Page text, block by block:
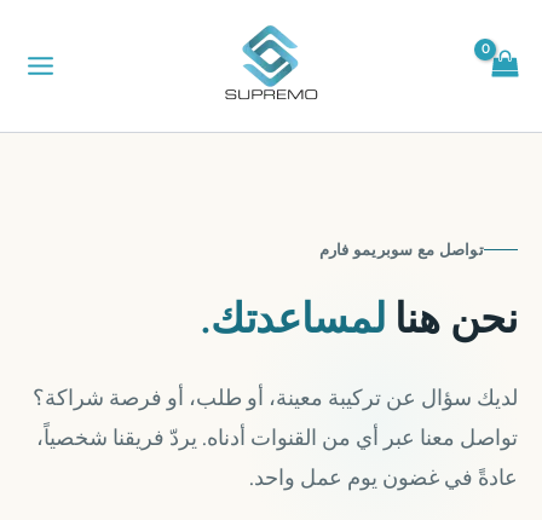
المحتوى
تواصل مع سوبريمو فارم
نحن هنا لمساعدتك.
لديك سؤال عن تركيبة معينة، أو طلب، أو فرصة شراكة؟
تواصل معنا عبر أي من القنوات أدناه. يردّ فريقنا شخصياً،
عادةً في غضون يوم عمل واحد.